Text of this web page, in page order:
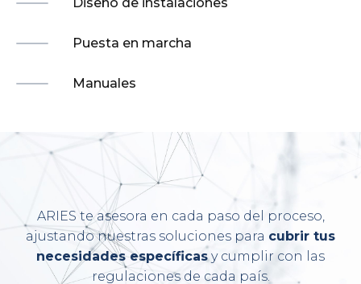
Puesta en marcha
Manuales
ARIES te asesora en cada paso del proceso,
ajustando nuestras soluciones para cubrir tus
necesidades específicasy cumplir con las
regulaciones de cada país.